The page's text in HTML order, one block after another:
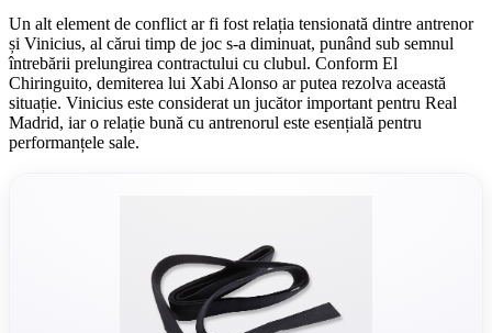
Un alt element de conflict ar fi fost relația tensionată dintre antrenor
și Vinicius, al cărui timp de joc s-a diminuat, punând sub semnul
întrebării prelungirea contractului cu clubul. Conform El
Chiringuito, demiterea lui Xabi Alonso ar putea rezolva această
situație. Vinicius este considerat un jucător important pentru Real
Madrid, iar o relație bună cu antrenorul este esențială pentru
performanțele sale.